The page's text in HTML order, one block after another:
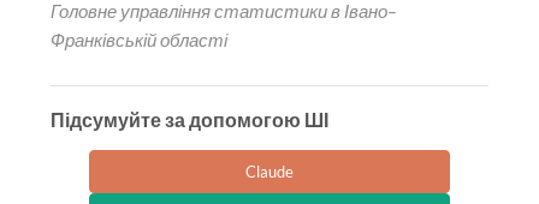
Головне управління статистики в Івано–
Франківській області
Підсумуйте за допомогою ШІ
Claude